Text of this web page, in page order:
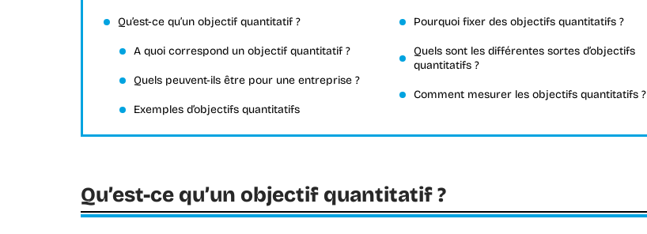
Qu’est-ce qu’un objectif quantitatif ?
A quoi correspond un objectif quantitatif ?
Quels peuvent-ils être pour une entreprise ?
Exemples d’objectifs quantitatifs
Pourquoi fixer des objectifs quantitatifs ?
Quels sont les différentes sortes d’objectifs
quantitatifs ?
Comment mesurer les objectifs quantitatifs ?
Qu’est-ce qu’un objectif quantitatif ?